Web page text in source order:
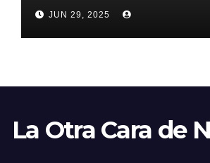
JUN 29, 2025
La Otra Cara de